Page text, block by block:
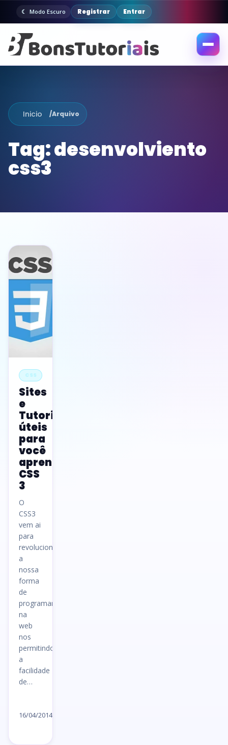
Modo Escuro Registrar Entrar
Abrir
Inicio /Arquivo
Tag:desenvolviento
css3
CSS
Sites
e
Tutoriais
úteis
para
você
aprender
CSS
3
O
CSS3
vem ai
para
revolucionar
a
nossa
forma
de
programar
na
web
nos
permitindo
a
facilidade
de…
16/04/2014